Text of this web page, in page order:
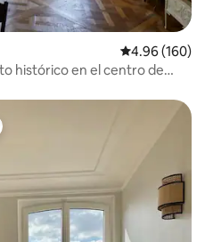
Calificación
4.96 (160)
histórico en el centro de